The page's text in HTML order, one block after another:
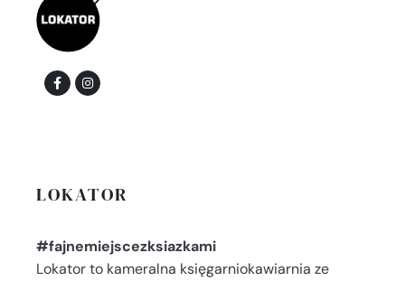
LOKATOR
#fajnemiejscezksiazkami
Lokator to kameralna księgarniokawiarnia ze